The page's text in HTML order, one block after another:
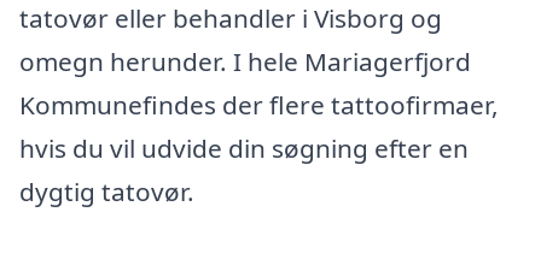
tatovør eller behandler i Visborg og
omegn herunder. I hele Mariagerfjord
Kommunefindes der flere tattoofirmaer,
hvis du vil udvide din søgning efter en
dygtig tatovør.